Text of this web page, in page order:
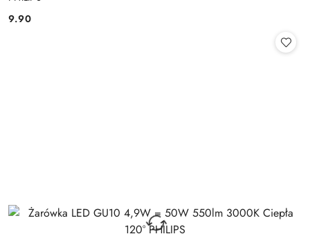
Cena:
9.90